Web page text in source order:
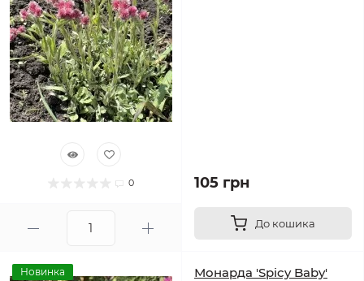
0 105 грн
До кошика
Новинка Монарда 'Spicy Baby'